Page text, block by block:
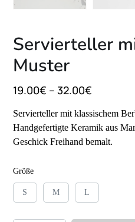
Servierteller
Muster
19.00€ –32.00€
Servierteller mit klassischem
Handgefertigte Keramik aus
Geschick Freihand bemalt.
Größe
S M L